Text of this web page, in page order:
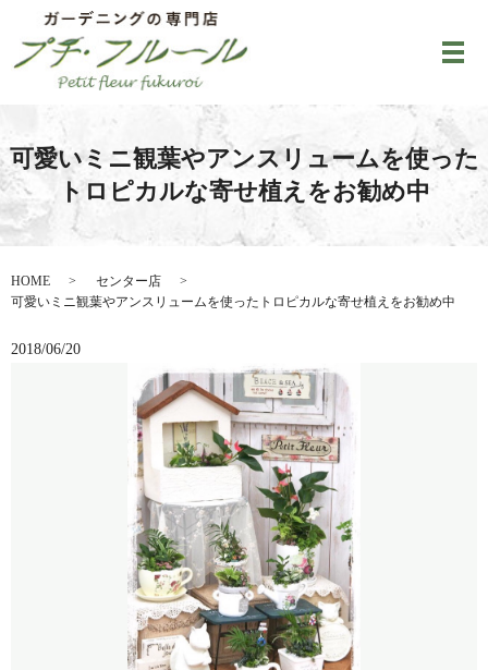
メ
可愛いミニ観葉やアンスリュームを使った
トロピカルな寄せ植えをお勧め中
HOME
センター店
可愛いミニ観葉やアンスリュームを使ったトロピカルな寄せ植えをお勧め中
2018/06/20